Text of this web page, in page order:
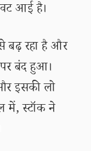
आई है।
बढ़ रहा है और
बंद हुआ।
इसकी लो
में, स्टॉक ने